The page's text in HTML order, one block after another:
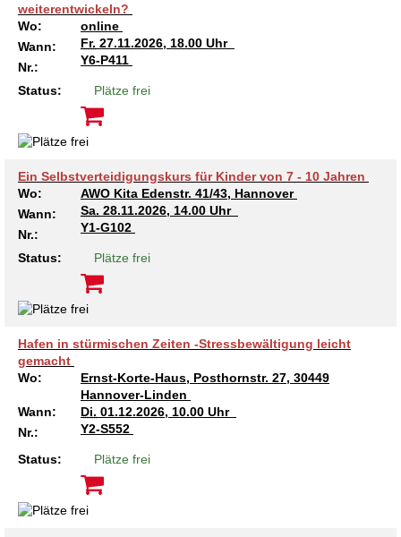
weiterentwickeln?
Wo:
online
Wann:
Fr. 27.11.2026, 18.00 Uhr
Nr.:
Y6-P411
Status: Plätze frei
Ein Selbstverteidigungskurs für Kinder von 7 - 10 Jahren
Wo:
AWO Kita Edenstr. 41/43, Hannover
Wann:
Sa. 28.11.2026, 14.00 Uhr
Nr.:
Y1-G102
Status: Plätze frei
Hafen in stürmischen Zeiten -Stressbewältigung leicht
gemacht
Wo:
Ernst-Korte-Haus, Posthornstr. 27, 30449
Hannover-Linden
Wann:
Di. 01.12.2026, 10.00 Uhr
Nr.:
Y2-S552
Status: Plätze frei